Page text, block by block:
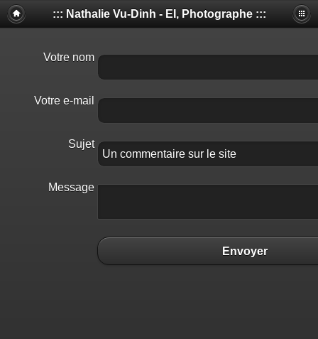
::: Nathalie Vu-Dinh - EI, Photographe :::
Votre nom
Votre e-mail
Sujet
Message
Envoyer